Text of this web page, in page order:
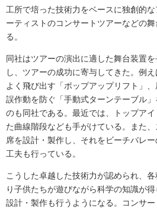
工所で培った技術力をベースに独創的
ーティストのコンサートツアーなどの
る。
同社はツアーの演出に適した舞台装置
し、ツアーの成功に寄与してきた。例
よく飛び出す「ポップアップリフト」
誤作動を防ぐ「手動式ターンテーブル
のも同社である。最近では、トップア
た曲線階段なども手がけている。また
席を設計・製作し、それをビーチバレ
工夫も行っている。
こうした卓越した技術力が認められ、
り子供たちが遊びながら科学の知識が
設計・製作も行うようになる。コンサ